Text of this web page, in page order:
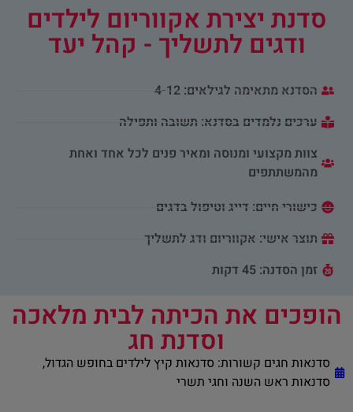
סדנת יצירת אקווריום לילדים
ודגים לתשליך - קהל יעד
הסדנא מתאימה לגילאים: 4-12
ערכים נלמדים בסדנא: תשובה ותפילה
צוות מקצועי ומנוסה ומאיר פנים לכל אחד ואחת
מהמשתתפים
כישורי חיים: דייג וטיפול בדגים
תוצר אישי: אקווריום ודג לתשליך
זמן הסדנה: 45 דקות
הופכים את הכיתה לבית מלאכה
וסדנת חג
סדנאות חגים קשורות: סדנאות קיץ לילדים בחופש הגדול,
סדנאות ראש השנה וחגי תשרי